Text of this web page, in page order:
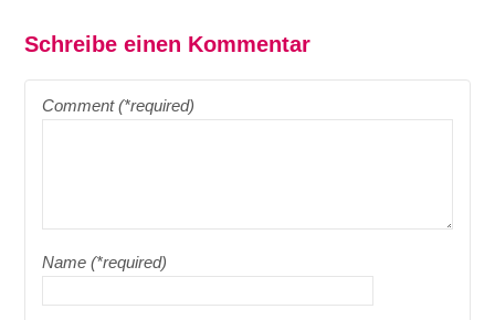
Schreibe einen Kommentar
Comment (*required)
Name (*required)